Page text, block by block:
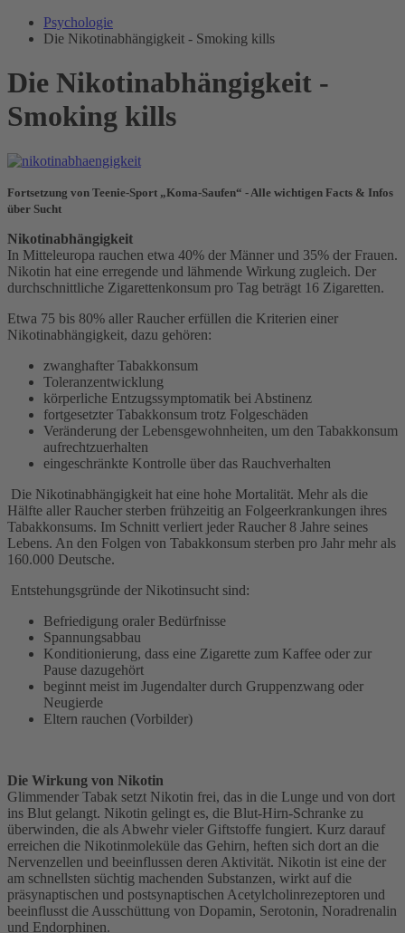
Psychologie
Die Nikotinabhängigkeit - Smoking kills
Die Nikotinabhängigkeit -
Smoking kills
Fortsetzung von Teenie-Sport „Koma-Saufen“ - Alle wichtigen Facts & Infos
über Sucht
Nikotinabhängigkeit
In Mitteleuropa rauchen etwa 40% der Männer und 35% der Frauen.
Nikotin hat eine erregende und lähmende Wirkung zugleich. Der
durchschnittliche Zigarettenkonsum pro Tag beträgt 16 Zigaretten.
Etwa 75 bis 80% aller Raucher erfüllen die Kriterien einer
Nikotinabhängigkeit, dazu gehören:
zwanghafter Tabakkonsum
Toleranzentwicklung
körperliche Entzugssymptomatik bei Abstinenz
fortgesetzter Tabakkonsum trotz Folgeschäden
Veränderung der Lebensgewohnheiten, um den Tabakkonsum
aufrechtzuerhalten
eingeschränkte Kontrolle über das Rauchverhalten
Die Nikotinabhängigkeit hat eine hohe Mortalität. Mehr als die
Hälfte aller Raucher sterben frühzeitig an Folgeerkrankungen ihres
Tabakkonsums. Im Schnitt verliert jeder Raucher 8 Jahre seines
Lebens. An den Folgen von Tabakkonsum sterben pro Jahr mehr als
160.000 Deutsche.
Entstehungsgründe der Nikotinsucht sind:
Befriedigung oraler Bedürfnisse
Spannungsabbau
Konditionierung, dass eine Zigarette zum Kaffee oder zur
Pause dazugehört
beginnt meist im Jugendalter durch Gruppenzwang oder
Neugierde
Eltern rauchen (Vorbilder)
Die Wirkung von Nikotin
Glimmender Tabak setzt Nikotin frei, das in die Lunge und von dort
ins Blut gelangt. Nikotin gelingt es, die Blut-Hirn-Schranke zu
überwinden, die als Abwehr vieler Giftstoffe fungiert. Kurz darauf
erreichen die Nikotinmoleküle das Gehirn, heften sich dort an die
Nervenzellen und beeinflussen deren Aktivität. Nikotin ist eine der
am schnellsten süchtig machenden Substanzen, wirkt auf die
präsynaptischen und postsynaptischen Acetylcholinrezeptoren und
beeinflusst die Ausschüttung von Dopamin, Serotonin, Noradrenalin
und Endorphinen.